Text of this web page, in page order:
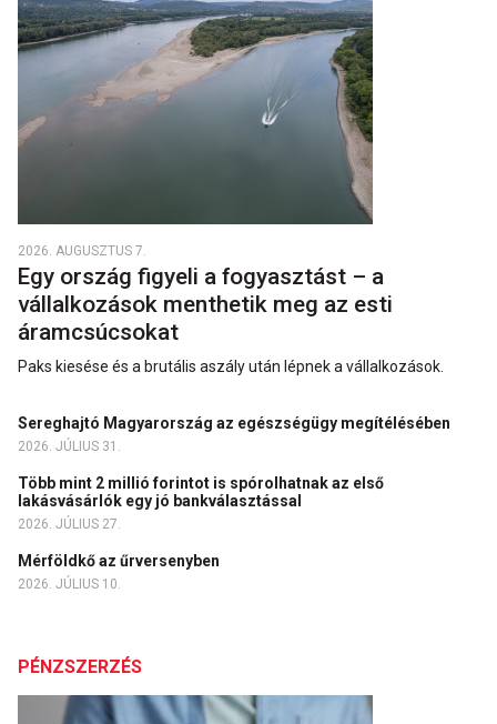
2026. AUGUSZTUS 7.
Egy ország figyeli a fogyasztást – a
vállalkozások menthetik meg az esti
áramcsúcsokat
Paks kiesése és a brutális aszály után lépnek a vállalkozások.
Sereghajtó Magyarország az egészségügy megítélésében
2026. JÚLIUS 31.
Több mint 2 millió forintot is spórolhatnak az első
lakásvásárlók egy jó bankválasztással
2026. JÚLIUS 27.
Mérföldkő az űrversenyben
2026. JÚLIUS 10.
PÉNZSZERZÉS